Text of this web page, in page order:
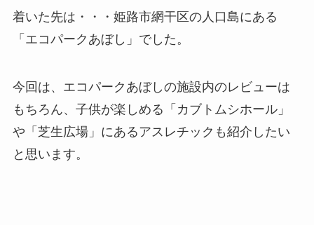
着いた先は・・・姫路市網干区の人口島にある
「エコパークあぼし」でした。
今回は、エコパークあぼしの施設内のレビューは
もちろん、子供が楽しめる「カブトムシホール」
や「芝生広場」にあるアスレチックも紹介したい
と思います。